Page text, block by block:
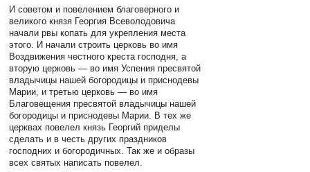
И советом и повелением благоверного и
великого князя Георгия Всеволодовича
начали рвы копать для укрепления места
этого. И начали строить церковь во имя
Воздвижения честного креста господня, а
вторую церковь — во имя Успения пресвятой
владычицы нашей богородицы и приснодевы
Марии, и третью церковь — во имя
Благовещения пресвятой владычицы нашей
богородицы и приснодевы Марии. В тех же
церквах повелел князь Георгий приделы
сделать и в честь других праздников
господних и богородичных. Так же и образы
всех святых написать повелел.